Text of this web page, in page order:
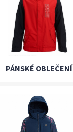
PÁNSKÉ OBLEČENÍ